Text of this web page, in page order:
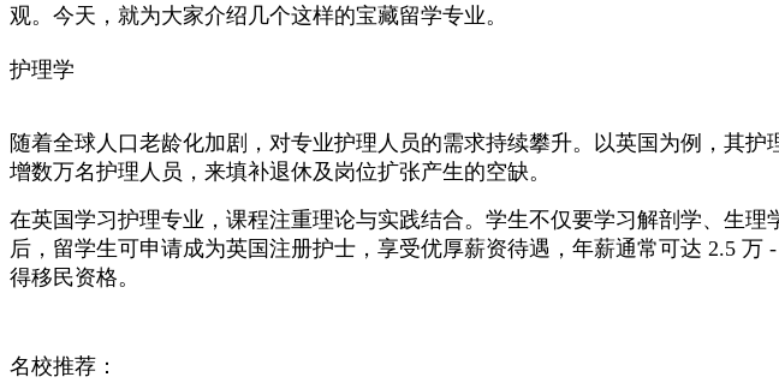
观。今天，就为大家介绍几个这样的宝藏留学专业。
护理学
随着全球人口老龄化加剧，对专业护理人员的需求持续攀升。以英国为例，其
增数万名护理人员，来填补退休及岗位扩张产生的空缺。
在英国学习护理专业，课程注重理论与实践结合。学生不仅要学习解剖学、生
后，留学生可申请成为英国注册护士，享受优厚薪资待遇，年薪通常可达 2.5
得移民资格。
名校推荐：